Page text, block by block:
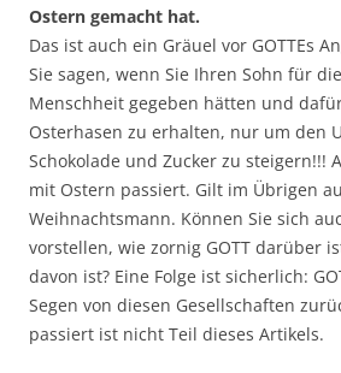
Ostern gemacht hat.
Das ist auch ein Gräuel vor GOTTEs
Sie sagen, wenn Sie Ihren Sohn für
Menschheit gegeben hätten und
Osterhasen zu erhalten, nur um den
Schokolade und Zucker zu steigern!!!
mit Ostern passiert. Gilt im Übrigen
Weihnachtsmann. Können Sie sich
vorstellen, wie zornig GOTT darüber
davon ist? Eine Folge ist sicherlich:
Segen von diesen Gesellschaften
passiert ist nicht Teil dieses Artikels.